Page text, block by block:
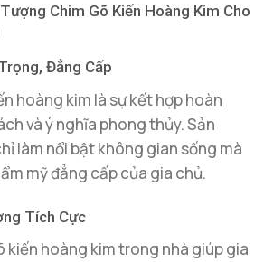
Chim Gõ Kiến Hoàng Kim Cho
Đẳng Cấp
hoàng kim là sự kết hợp hoàn
và ý nghĩa phong thủy. Sản
làm nổi bật không gian sống mà
mỹ đẳng cấp của gia chủ.
Tích Cực
hoàng kim trong nhà giúp gia